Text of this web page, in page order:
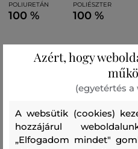
POLIURETÁN
100 %
POLIÉSZTER
100 %
Ajánlott
Azért, hogy
(egyetértés
A websütik (cookies)
hozzájárul
„Elfogadom mindet"